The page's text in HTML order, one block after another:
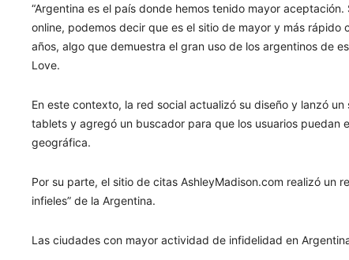
“Argentina es el país donde hemos tenido mayor
online, podemos decir que es el sitio de mayor y más rápido
años, algo que demuestra el gran uso de los argentinos de
Love.
En este contexto, la red social actualizó su diseño y lanzó
tablets y agregó un buscador para que los usuarios puedan
geográfica.
Por su parte, el sitio de citas AshleyMadison.com realizó un
infieles” de la Argentina.
Las ciudades con mayor actividad de infidelidad en